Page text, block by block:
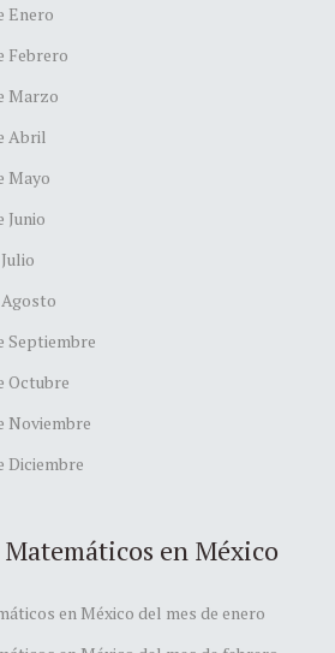
Enero
Febrero
Marzo
Abril
Mayo
Junio
Septiembre
Octubre
Noviembre
Diciembre
en México
en México del mes de enero